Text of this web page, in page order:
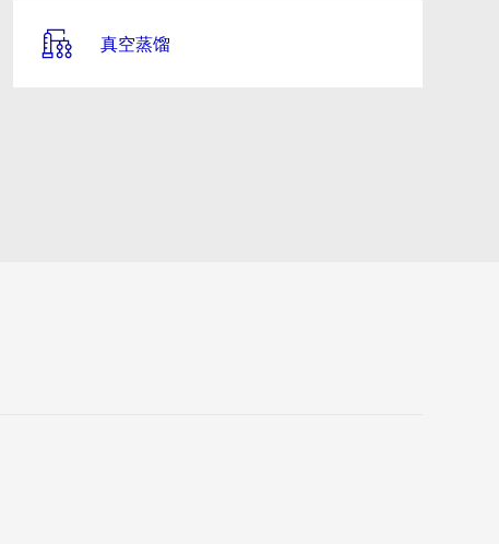
真空蒸馏